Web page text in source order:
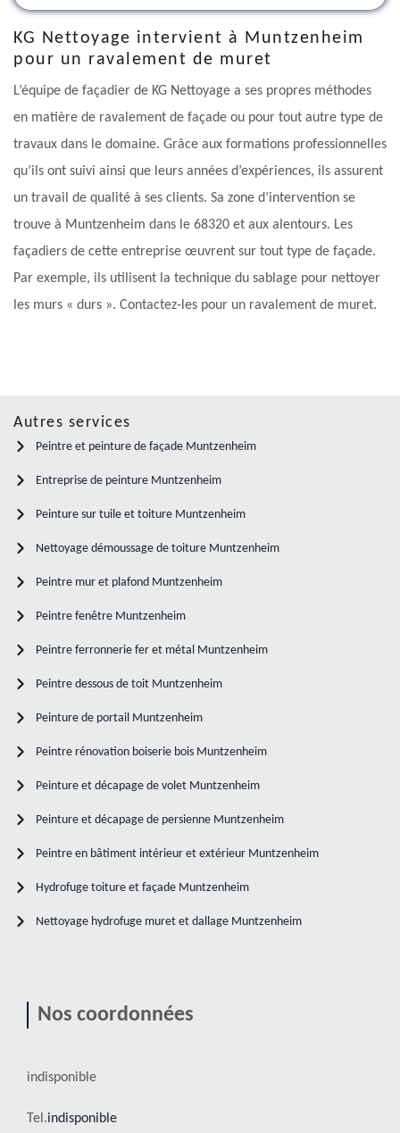
KG Nettoyage intervient à Muntzenheim
pour un ravalement de muret
L’équipe de façadier de KG Nettoyage a ses propres méthodes
en matière de ravalement de façade ou pour tout autre type de
travaux dans le domaine. Grâce aux formations professionnelles
qu’ils ont suivi ainsi que leurs années d’expériences, ils assurent
un travail de qualité à ses clients. Sa zone d’intervention se
trouve à Muntzenheim dans le 68320 et aux alentours. Les
façadiers de cette entreprise œuvrent sur tout type de façade.
Par exemple, ils utilisent la technique du sablage pour nettoyer
les murs « durs ». Contactez-les pour un ravalement de muret.
Autres services
Peintre et peinture de façade Muntzenheim
Entreprise de peinture Muntzenheim
Peinture sur tuile et toiture Muntzenheim
Nettoyage démoussage de toiture Muntzenheim
Peintre mur et plafond Muntzenheim
Peintre fenêtre Muntzenheim
Peintre ferronnerie fer et métal Muntzenheim
Peintre dessous de toit Muntzenheim
Peinture de portail Muntzenheim
Peintre rénovation boiserie bois Muntzenheim
Peinture et décapage de volet Muntzenheim
Peinture et décapage de persienne Muntzenheim
Peintre en bâtiment intérieur et extérieur Muntzenheim
Hydrofuge toiture et façade Muntzenheim
Nettoyage hydrofuge muret et dallage Muntzenheim
Nos coordonnées
indisponible
Tel.indisponible